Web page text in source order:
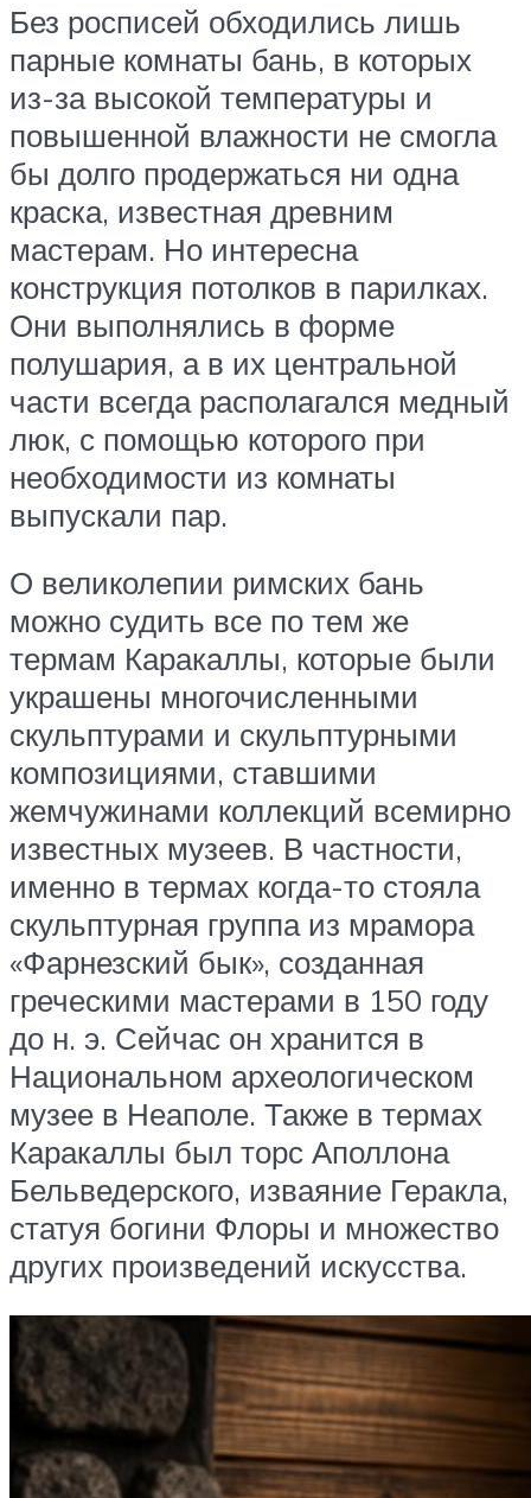
Без росписей обходились лишь
парные комнаты бань, в которых
из-за высокой температуры и
повышенной влажности не смогла
бы долго продержаться ни одна
краска, известная древним
мастерам. Но интересна
конструкция потолков в парилках.
Они выполнялись в форме
полушария, а в их центральной
части всегда располагался медный
люк, с помощью которого при
необходимости из комнаты
выпускали пар.
О великолепии римских бань
можно судить все по тем же
термам Каракаллы, которые были
украшены многочисленными
скульптурами и скульптурными
композициями, ставшими
жемчужинами коллекций всемирно
известных музеев. В частности,
именно в термах когда-то стояла
скульптурная группа из мрамора
«Фарнезский бык», созданная
греческими мастерами в 150 году
до н. э. Сейчас он хранится в
Национальном археологическом
музее в Неаполе. Также в термах
Каракаллы был торс Аполлона
Бельведерского, изваяние Геракла,
статуя богини Флоры и множество
других произведений искусства.